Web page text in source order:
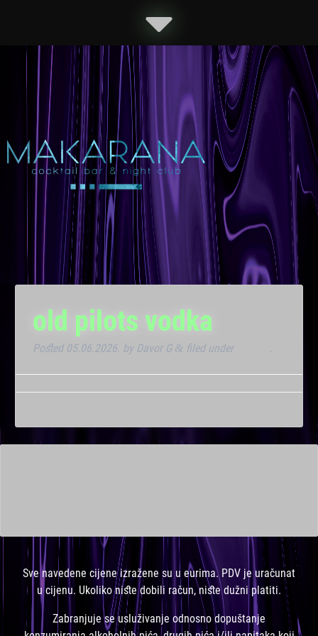
old pilots vodka
Posted 05.06.2026. by Davor G & filed under .
Sve navedene cijene izražene su u eurima. PDV je uračunat
u cijenu. Ukoliko niste dobili račun, niste dužni platiti.
Zabranjuje se usluživanje odnosno dopuštanje